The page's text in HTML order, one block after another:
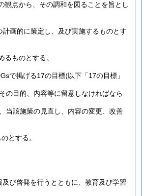
観点から、その調和を図ることを旨とし
画的に策定し、及び実施するものとす
ものとする。
で掲げる17の目標(以下「17の目標」
の目的、内容等に留意しなければなら
当該施策の見直し、内容の変更、改善
とする。
び啓発を行うとともに、教育及び学習